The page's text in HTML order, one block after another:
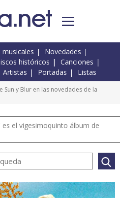
Novedades
históricos
Canciones
Artistas Portadas Listas
Sun y Blur en las novedades de la
el vigesimoquinto álbum de